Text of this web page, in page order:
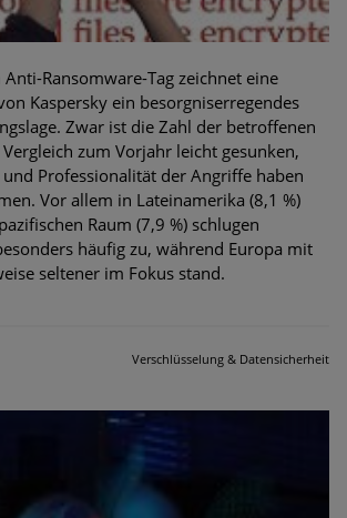
Ransomware-Tag zeichnet eine
Kaspersky ein besorgniserregendes
Zwar ist die Zahl der betroffenen
zum Vorjahr leicht gesunken,
Professionalität der Angriffe haben
Vor allem in Lateinamerika (8,1 %)
Raum (7,9 %) schlugen
häufig zu, während Europa mit
seltener im Fokus stand.
Verschlüsselung & Datensicherheit